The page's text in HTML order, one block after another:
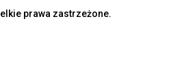
prawa zastrzeżone.